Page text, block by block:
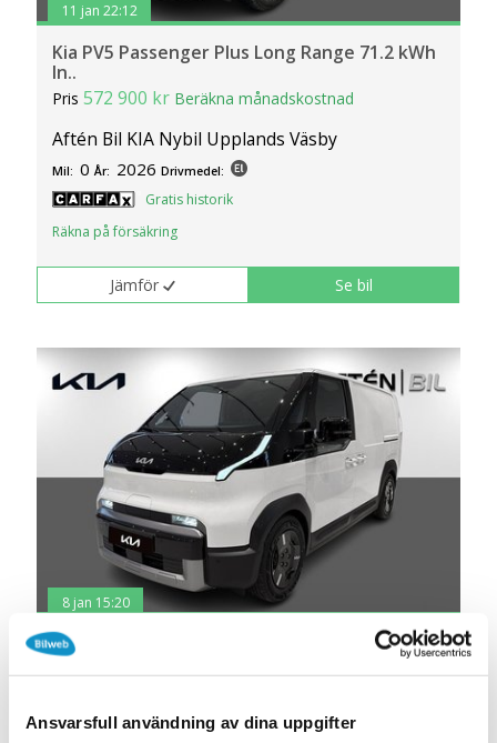
Ansvarsfull användning av dina uppgifter
11 jan 22:12
Kia PV5 Passenger Plus Long Range 71.2 kWh
In..
Pris572 900 kr Beräkna månadskostnad
Aftén Bil KIA Nybil Upplands Väsby
Mil: 0 År: 2026 Drivmedel:
Gratis historik
Räkna på försäkring
Jämför Se bil
8 jan 15:20
Kia PV5 CARGO Long Range Plus 4dr 71.2kWh
L2H..
395 120 kr exkl.moms